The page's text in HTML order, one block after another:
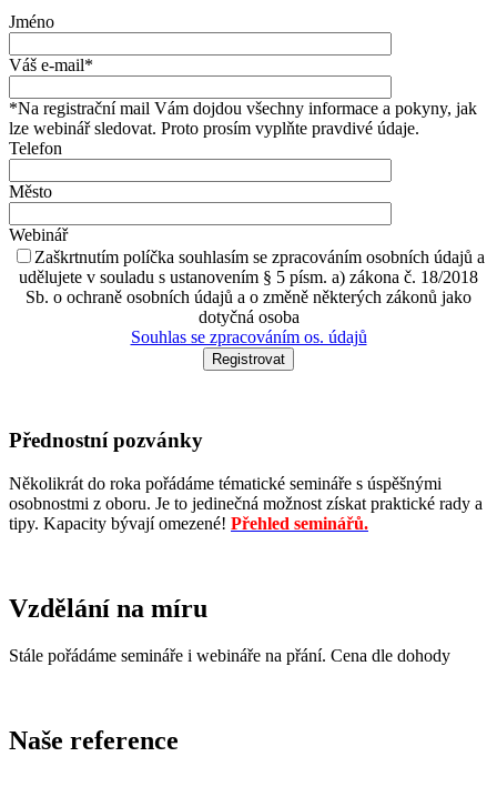
Jméno
Váš e-mail*
*Na registrační mail Vám dojdou všechny informace a pokyny, jak
lze webinář sledovat. Proto prosím vyplňte pravdivé údaje.
Telefon
Město
Webinář
Zaškrtnutím políčka souhlasím se zpracováním osobních údajů a
udělujete v souladu s ustanovením § 5 písm. a) zákona č. 18/2018
Sb. o ochraně osobních údajů a o změně některých zákonů jako
dotyčná osoba
Souhlas se zpracováním os. údajů
Přednostní pozvánky
Několikrát do roka pořádáme tématické semináře s úspěšnými
osobnostmi z oboru. Je to jedinečná možnost získat praktické rady a
tipy. Kapacity bývají omezené! Přehled seminářů.
Vzdělání na míru
Stále pořádáme semináře i webináře na přání. Cena dle dohody
Naše reference